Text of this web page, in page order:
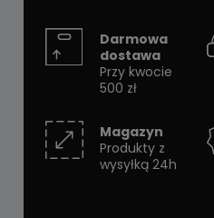
Darmowa
dostawa
Przy kwocie
500 zł
Magazyn
Produkty z
wysyłką 24h